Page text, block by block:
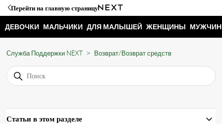
Перейти на главную страницу
ДЕВОЧКИ МАЛЬЧИКИ ДЛЯ МАЛЫШЕЙ ЖЕНЩИНЫ
Служба Поддержки NEXT Возврат/Возврат средств
Статьи в этом разделе